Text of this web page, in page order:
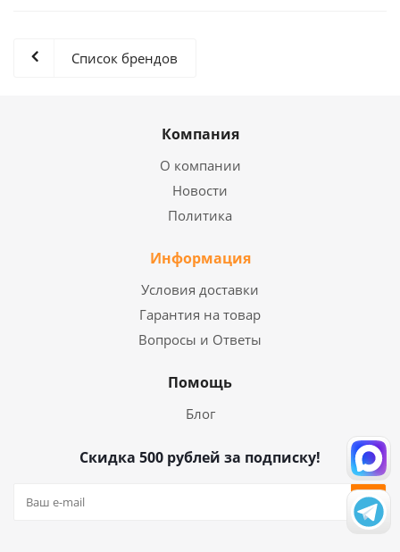
Список брендов
Компания
О компании
Новости
Политика
Информация
Условия доставки
Гарантия на товар
Вопросы и Ответы
Помощь
Блог
Скидка 500 рублей за подписку!